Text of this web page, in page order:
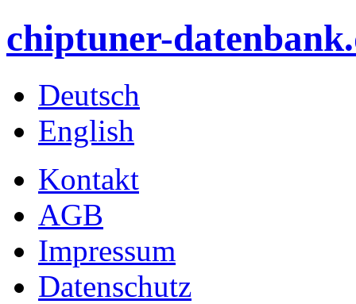
chiptuner-
Deutsch
English
Kontakt
AGB
Impressum
Datenschutz